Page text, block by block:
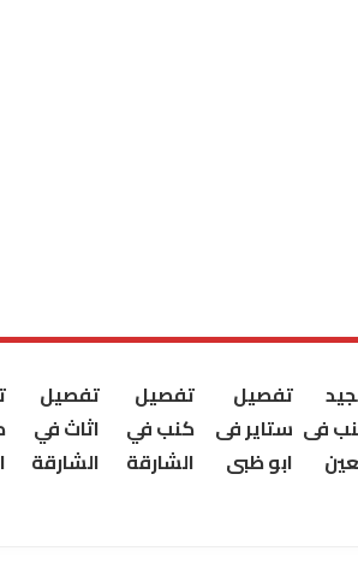
فى
تفصيل
ستاير فى
ابو ظبى
تفصيل
كنب في
الشارقة
تفصيل
اثاث في
الشارقة